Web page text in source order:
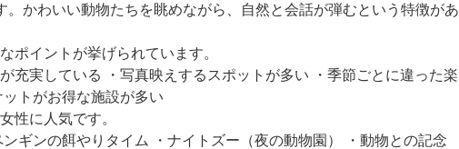
。かわいい動物たちを眺めながら、自然と会話が弾むという特徴があ
ポイントが挙げられています。
充実している ・写真映えするスポットが多い ・季節ごとに違った楽
トがお得な施設が多い
性に人気です。
ンギンの餌やりタイム ・ナイトズー（夜の動物園） ・動物との記念